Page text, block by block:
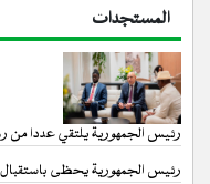
المستجدات
رئيس الجمهورية يلتقي عددا
رئيس الجمهورية يحظى باستقبال